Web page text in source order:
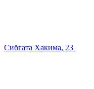
Сибгата Хакима, 23